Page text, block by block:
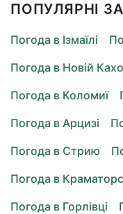
ПОПУЛЯРНІ
Погода в Ізмаїлі
Погода в Новій
Погода в Коломиї
Погода в Арцизі
Погода в Стрию
Погода в
Погода в Горлівці